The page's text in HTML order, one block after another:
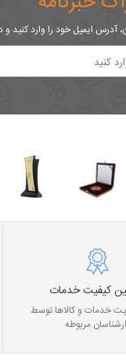
ایمیل خود را وارد کنید و
کیفیت خدمات
خدمات و کالاها توسط
مربوطه